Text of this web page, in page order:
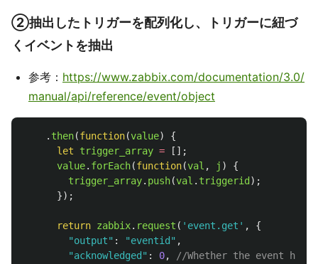
②抽出したトリガーを配列化し、トリガーに紐づ
くイベントを抽出
参考： https://www.zabbix.com/documentation/3.0/
manual/api/reference/event/object
. then(function(value)
{
let
trigger_array =
[];
value. forEach(function(val , j )
{
trigger_array. push(val . triggerid );
});
return zabbix. request ( ' event.get ' ,
{
"output" : "eventid " ,
"acknowledged " : 0,
//Whether the event has